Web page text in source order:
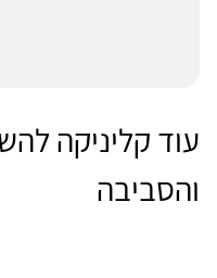
עוד קליניקה
והסביבה